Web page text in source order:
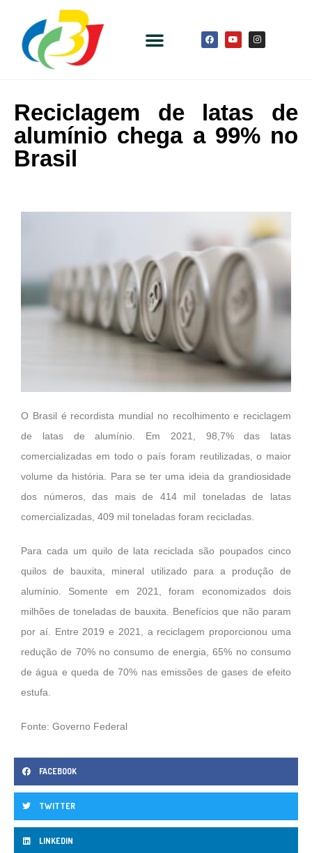
Reciclagem de latas de
alumínio chega a 99% no
Brasil
O Brasil é recordista mundial no recolhimento e reciclagem
de latas de alumínio. Em 2021, 98,7% das latas
comercializadas em todo o país foram reutilizadas, o maior
volume da história. Para se ter uma ideia da grandiosidade
dos números, das mais de 414 mil toneladas de latas
comercializadas, 409 mil toneladas foram recicladas.
Para cada um quilo de lata reciclada são poupados cinco
quilos de bauxita, mineral utilizado para a produção de
alumínio. Somente em 2021, foram economizados dois
milhões de toneladas de bauxita. Benefícios que não param
por aí. Entre 2019 e 2021, a reciclagem proporcionou uma
redução de 70% no consumo de energia, 65% no consumo
de água e queda de 70% nas emissões de gases de efeito
estufa.
Fonte: Governo Federal
FACEBOOK
TWITTER
LINKEDIN